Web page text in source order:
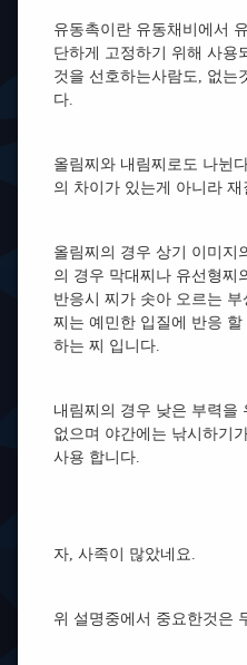
유동촉이란 유동채비에서
단하게 고정하기 위해 사용
것을 선호하는사람도, 없는
다.
올림찌와 내림찌로도 나뉜
의 차이가 있는게 아니라 재
올림찌의 경우 상기 이미지
의 경우 막대찌나 유선형찌
반응시 찌가 솟아 오르는
찌는 예민한 입질에 반응 할
하는 찌 입니다.
내림찌의 경우 낮은 부력을
없으며 야간에는 낚시하기
사용 합니다.
자, 사족이 많았네요.
위 설명중에서 중요한것은